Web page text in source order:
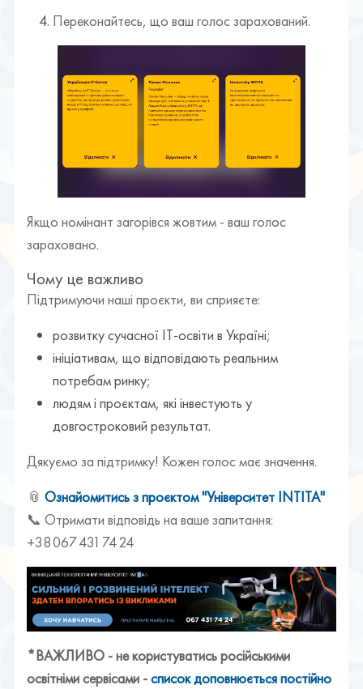
Переконайтесь, що ваш голос зарахований.
Якщо номінант загорівся жовтим - ваш голос
зараховано.
Чому це важливо
Підтримуючи наші проєкти, ви сприяєте:
розвитку сучасної ІТ-освіти в Україні;
ініціативам, що відповідають реальним
потребам ринку;
людям і проєктам, які інвестують у
довгостроковий результат.
Дякуємо за підтримку! Кожен голос має значення.
📎 Ознайомитись з проєктом "Університет INTITA"
📞 Отримати відповідь на ваше запитання:
+38 067 431 74 24
*ВАЖЛИВО - не користуватись російськими
освітніми сервісами -список доповнюється постійно